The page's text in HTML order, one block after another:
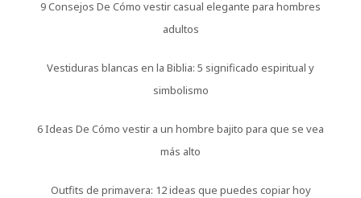
9 Consejos De Cómo vestir casual elegante para hombres
adultos
Vestiduras blancas en la Biblia: 5 significado espiritual y
simbolismo
6 Ideas De Cómo vestir a un hombre bajito para que se vea
más alto
Outfits de primavera: 12 ideas que puedes copiar hoy